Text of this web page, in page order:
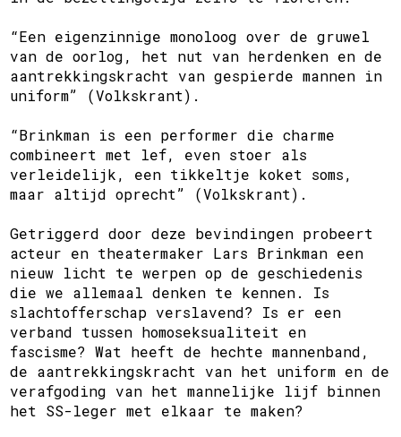
“Een eigenzinnige monoloog over de gruwel
van de oorlog, het nut van herdenken en de
aantrekkingskracht van gespierde mannen in
uniform” (Volkskrant).
“Brinkman is een performer die charme
combineert met lef, even stoer als
verleidelijk, een tikkeltje koket soms,
maar altijd oprecht” (Volkskrant).
Getriggerd door deze bevindingen probeert
acteur en theatermaker Lars Brinkman een
nieuw licht te werpen op de geschiedenis
die we allemaal denken te kennen. Is
slachtofferschap verslavend? Is er een
verband tussen homoseksualiteit en
fascisme? Wat heeft de hechte mannenband,
de aantrekkingskracht van het uniform en de
verafgoding van het mannelijke lijf binnen
het SS-leger met elkaar te maken?